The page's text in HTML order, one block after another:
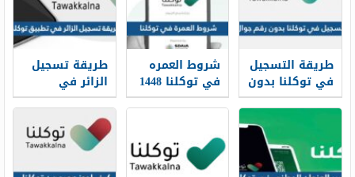
طريقة التسجيل
في توكلنا بدون
رقم جوال 1448
شروط العمره
في توكلنا 1448
الجديدة
طريقة تسجيل
الزائر في
تطبيق توكلنا
1448